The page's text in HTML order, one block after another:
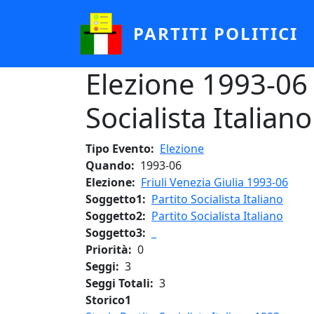
PARTITI POLITICI
Elezione 1993-
Socialista Italiano
Tipo Evento
Elezione
Quando
1993-06
Elezione
Friuli Venezia Giulia 1993-06
Soggetto1
Partito Socialista Italiano
Soggetto2
Partito Socialista Italiano
Soggetto3
Priorità
0
Seggi
3
Seggi Totali
3
Storico1